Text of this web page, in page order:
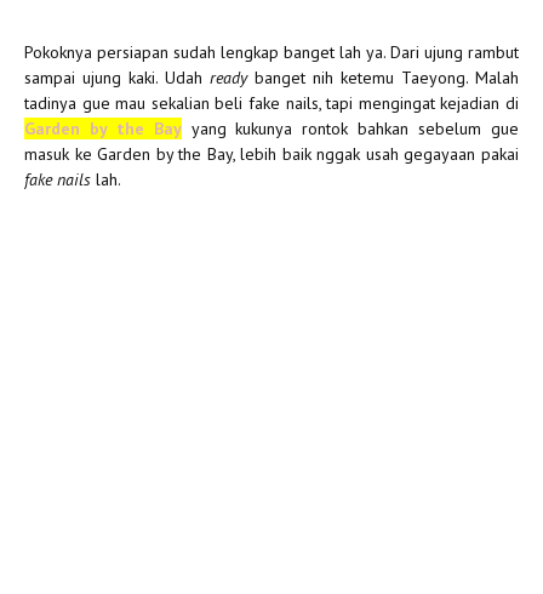
Pokoknya persiapan sudah lengkap banget lah ya. Dari ujung rambut
sampai ujung kaki. Udah readybanget nih ketemu Taeyong. Malah
tadinya gue mau sekalian beli fake nails, tapi mengingat kejadian di
Garden by the Bayyang kukunya rontok bahkan sebelum gue
masuk ke Garden by the Bay, lebih baik nggak usah gegayaan pakai
fake nails lah.